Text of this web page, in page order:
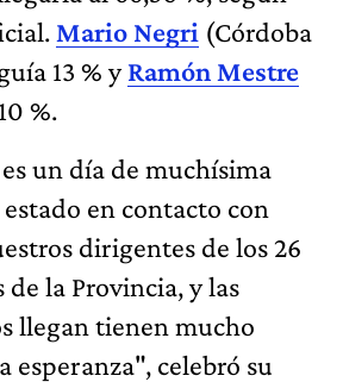
Mario Negri (Córdoba
13 % yRamón Mestre
%.
un día de muchísima
en contacto con
dirigentes de los 26
la Provincia, y las
llegan tienen mucho
esperanza", celebró su